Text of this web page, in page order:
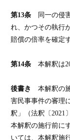
第13条 同一の侵
れ、かつその執行
賠償の倍率を確定
第14条 本解釈は
後書き
本解釈の
害民事事件の審理
釈」（法釈〔2021
本解釈の施行前に
いては、本解釈施